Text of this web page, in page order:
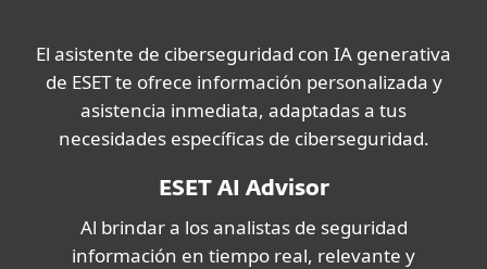
El asistente de ciberseguridad con IA generativa
de ESET te ofrece información personalizada y
asistencia inmediata, adaptadas a tus
necesidades específicas de ciberseguridad.
ESET AI Advisor
Al brindar a los analistas de seguridad
información en tiempo real, relevante y